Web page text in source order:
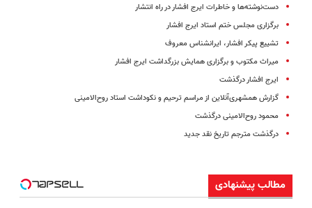
دست‌نوشته‌ها و خاطرات ایرج افشار در راه انتشار
برگزاری مجلس ختم استاد ایرج افشار
تشییع پیکر افشار، ایرانشناس معروف
میراث مکتوب و برگزاری همایش بزرگداشت ایرج افشار
ایرج افشار درگذشت
گزارش همشهری‌آنلاین از مراسم ترحیم و نکوداشت استاد روح‌الامینی
محمود روح‌الامینی درگذشت
درگذشت مترجم تاریخ نقد جدید
مطالب پیشنهادی